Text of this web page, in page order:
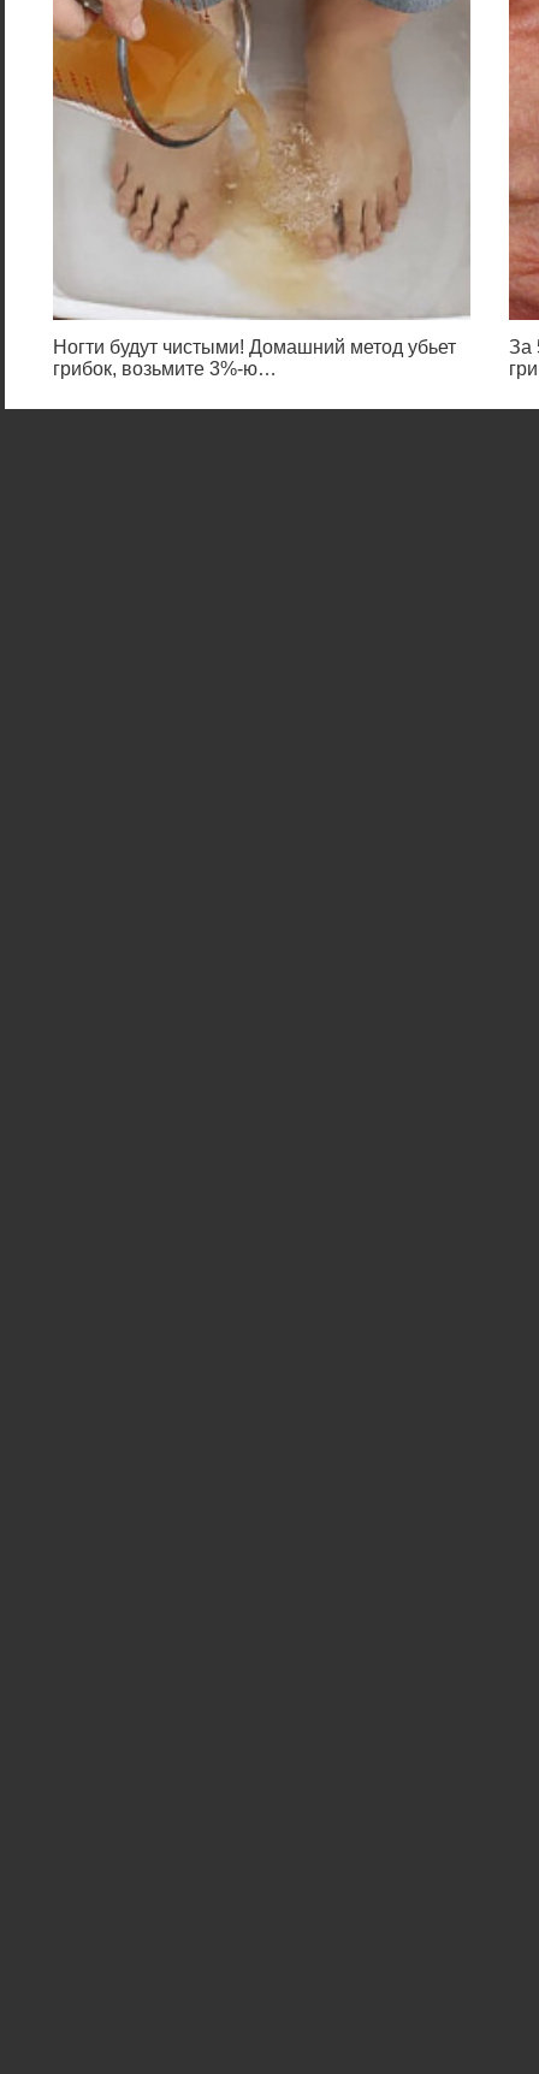
Ногти будут чистыми! Домашний метод убьет
грибок, возьмите 3%-ю…
За